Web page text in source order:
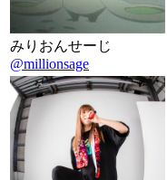
みりおんせーじ
@millionsage